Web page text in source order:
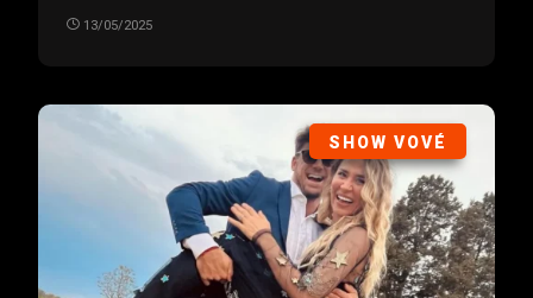
13/05/2025
SHOW VOVÉ